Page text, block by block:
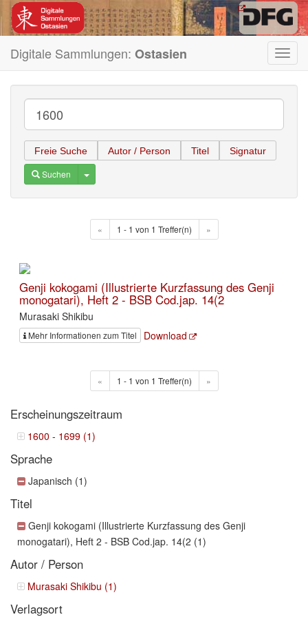
Digitale Sammlungen: Ostasien
Freie Suche Autor / Person Titel Signatur
Suchen Toggle Dropdown
« 1 - 1 von 1 Treffer(n) »
Genji kokogami (Illustrierte Kurzfassung des Genji
monogatari), Heft 2 - BSB Cod.jap. 14(2
Murasaki Shikibu
Mehr Informationen zum Titel Download
« 1 - 1 von 1 Treffer(n) »
Erscheinungszeitraum
1600 - 1699 (1)
Sprache
Japanisch (1)
Titel
Genji kokogami (Illustrierte Kurzfassung des Genji
monogatari), Heft 2 - BSB Cod.jap. 14(2 (1)
Autor / Person
Murasaki Shikibu (1)
Verlagsort